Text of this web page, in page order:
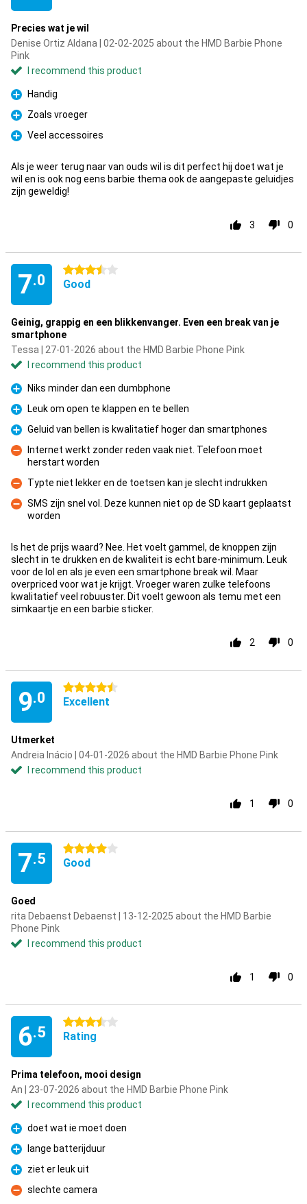
Precies wat je wil
Denise Ortiz Aldana | 02-02-2025 about the HMD Barbie Phone
Pink
I recommend this product
Pro
Handig
Pro
Zoals vroeger
Pro
Veel accessoires
Als je weer terug naar van ouds wil is dit perfect hij doet wat je
wil en is ook nog eens barbie thema ook de aangepaste geluidjes
zijn geweldig!
3 0
7.0
3.5 stars
Good
Geinig, grappig en een blikkenvanger. Even een break van je
smartphone
Tessa | 27-01-2026 about the HMD Barbie Phone Pink
I recommend this product
Pro
Niks minder dan een dumbphone
Pro
Leuk om open te klappen en te bellen
Pro
Geluid van bellen is kwalitatief hoger dan smartphones
Con
Internet werkt zonder reden vaak niet. Telefoon moet
herstart worden
Con
Typte niet lekker en de toetsen kan je slecht indrukken
Con
SMS zijn snel vol. Deze kunnen niet op de SD kaart geplaatst
worden
Is het de prijs waard? Nee. Het voelt gammel, de knoppen zijn
slecht in te drukken en de kwaliteit is echt bare-minimum. Leuk
voor de lol en als je even een smartphone break wil. Maar
overpriced voor wat je krijgt. Vroeger waren zulke telefoons
kwalitatief veel robuuster. Dit voelt gewoon als temu met een
simkaartje en een barbie sticker.
2 0
9.0
4.5 stars
Excellent
Utmerket
Andreia Inácio | 04-01-2026 about the HMD Barbie Phone Pink
I recommend this product
1 0
7.5
4 stars
Good
Goed
rita Debaenst Debaenst | 13-12-2025 about the HMD Barbie
Phone Pink
I recommend this product
1 0
6.5
3.5 stars
Rating
Prima telefoon, mooi design
An | 23-07-2026 about the HMD Barbie Phone Pink
I recommend this product
Pro
doet wat ie moet doen
Pro
lange batterijduur
Pro
ziet er leuk uit
Con
slechte camera